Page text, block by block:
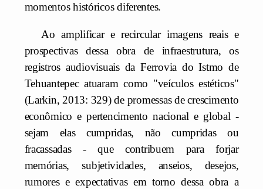
momentos históricos diferentes.
Ao amplificar e recircular imagens reais e
prospectivas dessa obra de infraestrutura, os
registros audiovisuais da Ferrovia do Istmo de
Tehuantepec atuaram como "veículos estéticos"
(Larkin, 2013: 329) de promessas de crescimento
econômico e pertencimento nacional e global -
sejam elas cumpridas, não cumpridas ou
fracassadas - que contribuem para forjar
memórias, subjetividades, anseios, desejos,
rumores e expectativas em torno dessa obra a